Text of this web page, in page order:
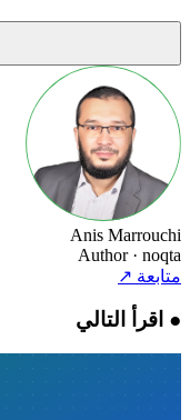
Anis Marrouchi
Author · noqta
متابعة↗
●اقرأ التالي